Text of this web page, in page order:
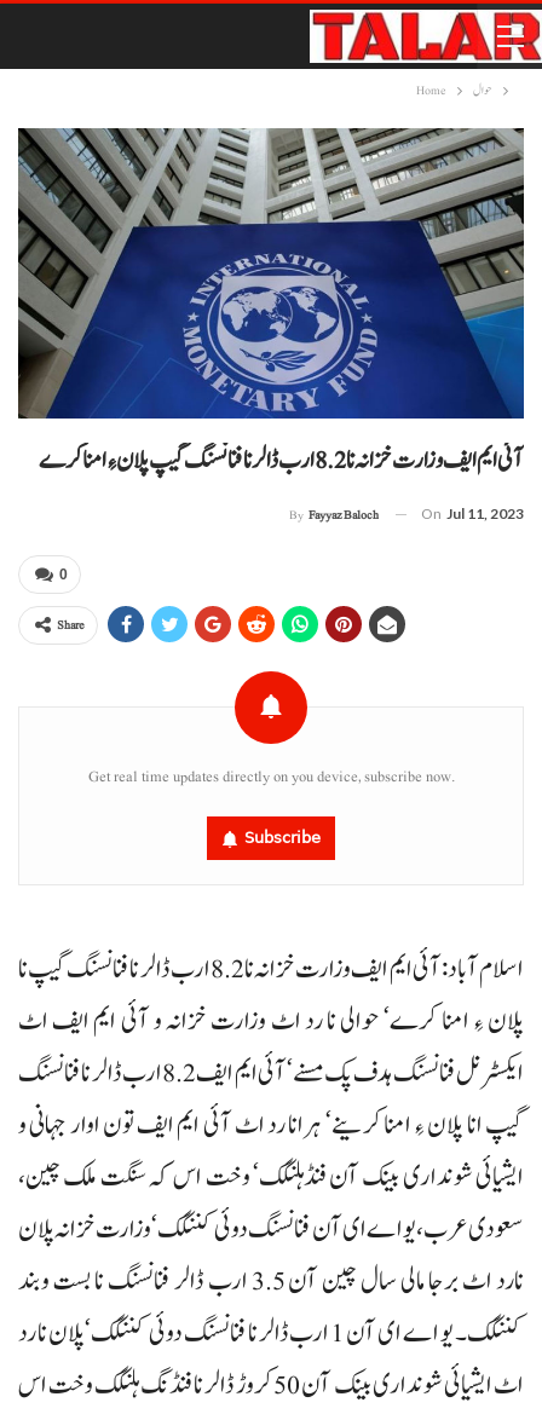
Home حوال
آئی ایم ایف وزارت خزانہ نا 8.2 ارب ڈالر نا فنانسنگ گیپ پلان ءِ امنا کرے
By Fayyaz Baloch On Jul 11, 2023
0
Share
Get real time updates directly on you device, subscribe now.
Subscribe
اسلام آباد: آئی ایم ایف وزارت خزانہ نا 8.2 ارب ڈالر نا فنانسنگ گیپ نا
پلان ءِ امنا کرے‘ حوالی نا رد اٹ وزارت خزانہ و آئی ایم ایف اٹ
ایکسٹرنل فنانسنگ ہدف پک مسنے‘ آئی ایم ایف 8.2 ارب ڈالر نا فنانسنگ
گیپ انا پلان ءِ امنا کرینے‘ ہرانا رد اٹ آئی ایم ایف تون اوار جہانی و
ایشیائی شونداری بینک آن فنڈہلنگک‘ وخت اس کہ سنگت ملک چین،
سعودی عرب، یو اے ای آن فنانسنگ دوئی کننگک‘ وزارت خزانہ پلان
نارد اٹ برجا مالی سال چین آن 3.5 ارب ڈالر فنانسنگ نا بست وبند
کننگک۔ یو اے ای آن 1 ارب ڈالر نا فنانسنگ دوئی کننگک‘پلان نا رد
اٹ ایشیائی شونداری بینک آن 50 کروڑ ڈالر نا فنڈنگ ہلنگک وخت اس